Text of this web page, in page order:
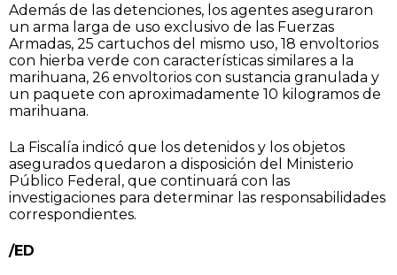
Además de las detenciones, los agentes aseguraron
un arma larga de uso exclusivo de las Fuerzas
Armadas, 25 cartuchos del mismo uso, 18 envoltorios
con hierba verde con características similares a la
marihuana, 26 envoltorios con sustancia granulada y
un paquete con aproximadamente 10 kilogramos de
marihuana.
La Fiscalía indicó que los detenidos y los objetos
asegurados quedaron a disposición del Ministerio
Público Federal, que continuará con las
investigaciones para determinar las responsabilidades
correspondientes.
/ED